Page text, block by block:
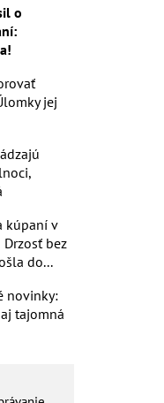
o
jej
kúpaní v
bez
do...
novinky:
tajomná